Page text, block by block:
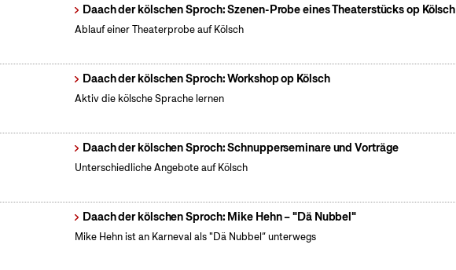
Daach der kölschen Sproch: Szenen-Probe eines Theaterstücks op Kölsch
Ablauf einer Theaterprobe auf Kölsch
Daach der kölschen Sproch: Workshop op Kölsch
Aktiv die kölsche Sprache lernen
Daach der kölschen Sproch: Schnupperseminare und Vorträge
Unterschiedliche Angebote auf Kölsch
Daach der kölschen Sproch: Mike Hehn – "Dä Nubbel"
Mike Hehn ist an Karneval als "Dä Nubbel“ unterwegs